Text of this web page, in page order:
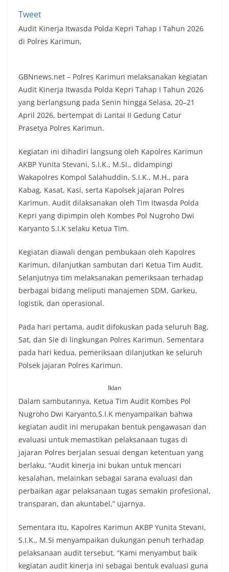
Tweet
Audit Kinerja Itwasda Polda Kepri Tahap I Tahun 2026
di Polres Karimun,
GBNnews.net – Polres Karimun melaksanakan kegiatan
Audit Kinerja Itwasda Polda Kepri Tahap I Tahun 2026
yang berlangsung pada Senin hingga Selasa, 20–21
April 2026, bertempat di Lantai II Gedung Catur
Prasetya Polres Karimun.
Kegiatan ini dihadiri langsung oleh Kapolres Karimun
AKBP Yunita Stevani, S.I.K., M.Si., didampingi
Wakapolres Kompol Salahuddin, S.I.K., M.H., para
Kabag, Kasat, Kasi, serta Kapolsek jajaran Polres
Karimun. Audit dilaksanakan oleh Tim Itwasda Polda
Kepri yang dipimpin oleh Kombes Pol Nugroho Dwi
Karyanto S.I.K selaku Ketua Tim.
Kegiatan diawali dengan pembukaan oleh Kapolres
Karimun, dilanjutkan sambutan dari Ketua Tim Audit.
Selanjutnya tim melaksanakan pemeriksaan terhadap
berbagai bidang meliputi manajemen SDM, Garkeu,
logistik, dan operasional.
Pada hari pertama, audit difokuskan pada seluruh Bag,
Sat, dan Sie di lingkungan Polres Karimun. Sementara
pada hari kedua, pemeriksaan dilanjutkan ke seluruh
Polsek jajaran Polres Karimun.
Iklan
Dalam sambutannya, Ketua Tim Audit Kombes Pol
Nugroho Dwi Karyanto,S.I.K menyampaikan bahwa
kegiatan audit ini merupakan bentuk pengawasan dan
evaluasi untuk memastikan pelaksanaan tugas di
jajaran Polres berjalan sesuai dengan ketentuan yang
berlaku. “Audit kinerja ini bukan untuk mencari
kesalahan, melainkan sebagai sarana evaluasi dan
perbaikan agar pelaksanaan tugas semakin profesional,
transparan, dan akuntabel,” ujarnya.
Sementara itu, Kapolres Karimun AKBP Yunita Stevani,
S.I.K., M.Si menyampaikan dukungan penuh terhadap
pelaksanaan audit tersebut. “Kami menyambut baik
kegiatan audit kinerja ini sebagai bentuk evaluasi guna